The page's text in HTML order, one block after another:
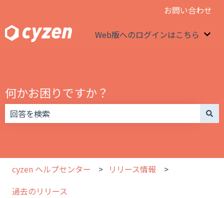
お問い合わせ
Web版へのログインはこちら
何かお困りですか？
cyzen ヘルプセンター
リリース情報
過去のリリース